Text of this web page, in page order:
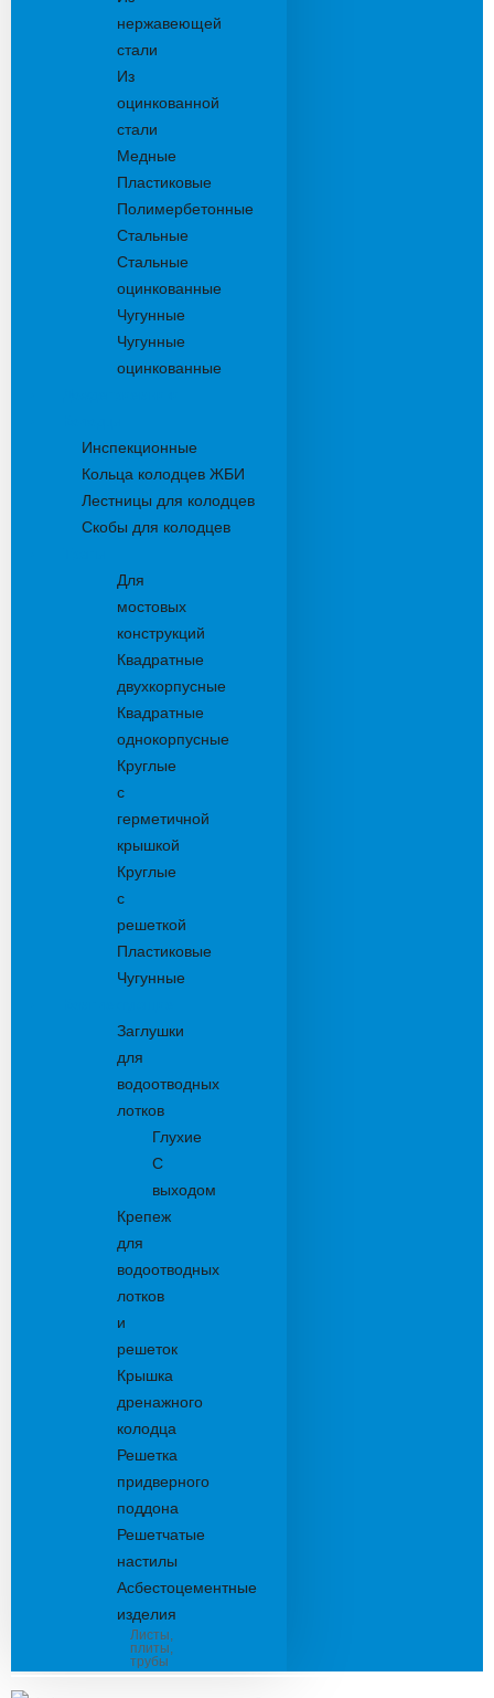
нержавеющей
стали
Из
оцинкованной
стали
Медные
Пластиковые
Полимербетонные
Стальные
Стальные
оцинкованные
Чугунные
Чугунные
оцинкованные
Инспекционные
Кольца колодцев ЖБИ
Лестницы для колодцев
Скобы для колодцев
Для
мостовых
конструкций
Квадратные
двухкорпусные
Квадратные
однокорпусные
Круглые
с
герметичной
крышкой
Круглые
с
решеткой
Пластиковые
Чугунные
Заглушки
для
водоотводных
лотков
Глухие
С
выходом
Крепеж
для
водоотводных
лотков
и
решеток
Крышка
дренажного
колодца
Решетка
придверного
поддона
Решетчатые
настилы
Асбестоцементные
изделия
Листы,
плиты,
трубы